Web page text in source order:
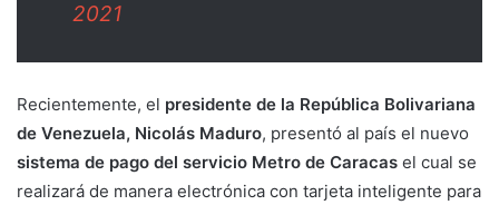
2021
Recientemente, el presidente de la República Bolivariana
de Venezuela, Nicolás Maduro, presentó al país el nuevo
sistema de pago del servicio Metro de Caracas el cual se
realizará de manera electrónica con tarjeta inteligente para